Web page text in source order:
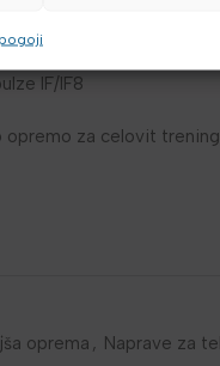
višina) | Teža: 96 kg |
IF/IF8
za celovit
oprema , Naprave za